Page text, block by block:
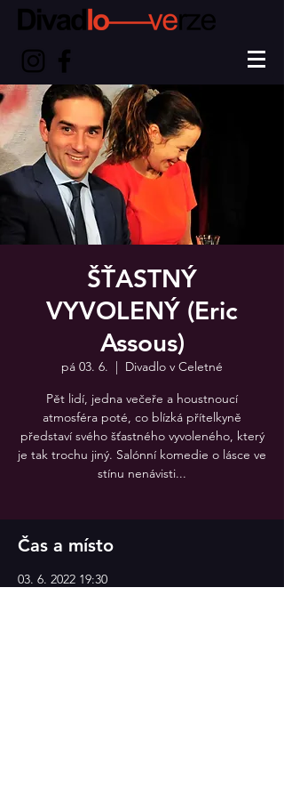
ŠŤASTNÝ
VYVOLENÝ (Eric
Assous)
pá 03. 6.
  |
Divadlo v Celetné
Pět lidí, jedna večeře a houstnoucí
atmosféra poté, co blízká přítelkyně
představí svého šťastného vyvoleného, který
je tak trochu jiný. Salónní komedie o lásce ve
stínu nenávisti...
Čas a místo
03. 6. 2022 19:30